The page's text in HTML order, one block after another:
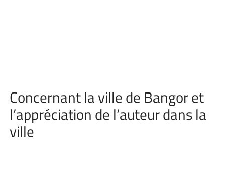
Concernant la ville de Bangor et
l’appréciation de l’auteur dans la
ville